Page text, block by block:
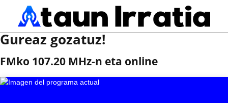
Gureaz gozatuz!
FMko 107.20 MHz-n eta online